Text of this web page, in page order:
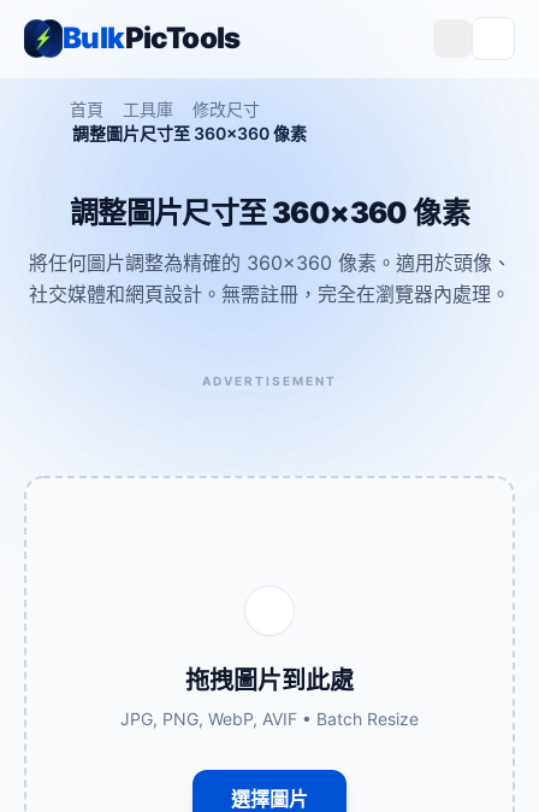
BulkPicTools
首頁 工具庫
修改尺寸
調整圖片尺寸至 360×360 像素
調整圖片尺寸至 360×360 像素
將任何圖片調整為精確的 360×360 像素。適用於頭像、
社交媒體和網頁設計。無需註冊，完全在瀏覽器內處理。
ADVERTISEMENT
拖拽圖片到此處
JPG, PNG, WebP, AVIF • Batch Resize
選擇圖片